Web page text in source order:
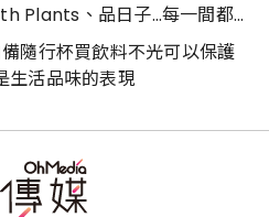
Plants、品日子…每一間都好
隨行杯買飲料不光可以保護
生活品味的表現